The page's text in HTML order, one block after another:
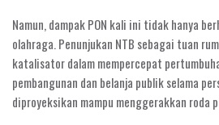
Namun, dampak PON kali ini tidak hanya
olahraga. Penunjukan NTB sebagai tuan
katalisator dalam mempercepat
pembangunan dan belanja publik selama
diproyeksikan mampu menggerakkan roda